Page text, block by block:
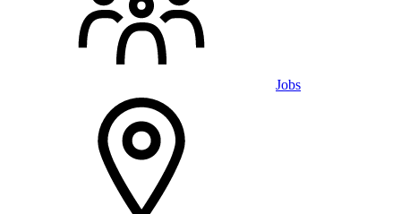
Jobs